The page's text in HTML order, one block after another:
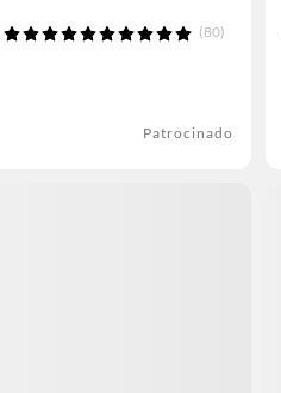
(80)
Patrocinado